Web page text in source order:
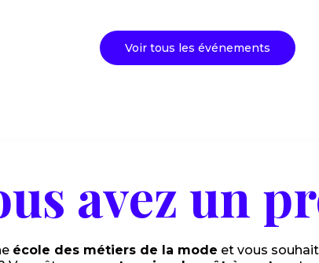
Voir tous les événements
avez un
école des métiers de la mode et vous